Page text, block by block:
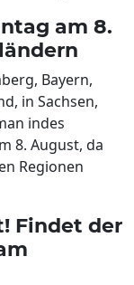
am 8.
Bayern,
in Sachsen,
indes
8. August, da
Regionen
Findet der